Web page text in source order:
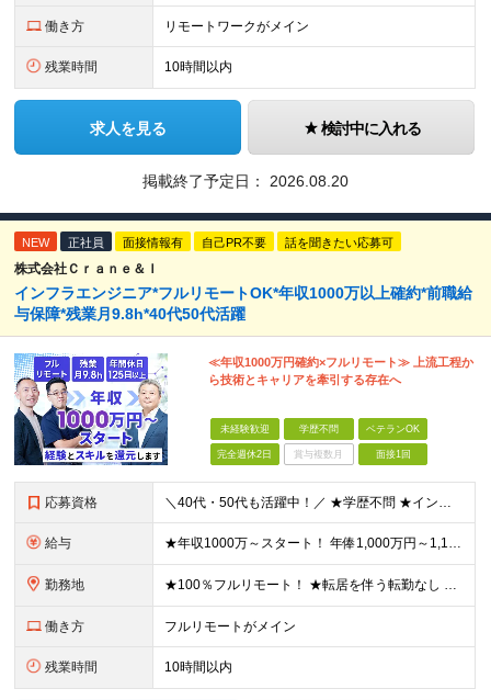
働き方 リモートワークがメイン
残業時間 10時間以内
求人を見る 検討中に入れる
掲載終了予定日： 2026.08.20
NEW 正社員 面接情報有 自己PR不要 話を聞きたい応募可
株式会社Ｃｒａｎｅ＆Ｉ
インフラエンジニア*フルリモートOK*年収1000万以上確約*前職給
与保障*残業月9.8h*40代50代活躍
≪年収1000万円確約×フルリモート≫ 上流工程か
ら技術とキャリアを牽引する存在へ
未経験歓迎 学歴不問 ベテランOK
完全週休2日 賞与複数月 面接1回
応募資格 ＼40代・50代も活躍中！／ ★学歴不問 ★インフラエンジニアの経験を5年以上お持ちの方 ≪こんな方にピッタリです！≫ ◎自身の市場価値を正当に評価してほしい ◎今より年収をアップさせたい ◎多彩な
給与 ★年収1000万～スタート！ 年俸1,000万円～1,162万8,000円（12分割） ※経験・スキルを考慮の上決定します ※上記金額には固定残業代（月30h分・158,400円～184,000円
勤務地 ★100％フルリモート！ ★転居を伴う転勤なし 本社またはプロジェクト先にて勤務いただきます！ ※プロジェクト先は一都三県及び23区内がメイン 【本社】 東京都新宿区神楽坂1-2 研究社英語センタ
働き方 フルリモートがメイン
残業時間 10時間以内